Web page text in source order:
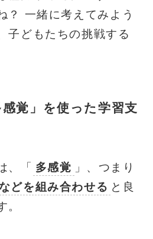
？ 一緒に考えてみよう
子どもたちの挑戦する
覚」を使った学習支
、「 多感覚
」、つまり
どを組み合わせる と良
。